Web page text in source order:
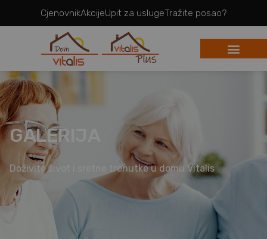
CjenovnikAkcijeUpit za uslugeTražite posao?
GALERIJA
Doživite život i sretne trenutke u domu Vitalis